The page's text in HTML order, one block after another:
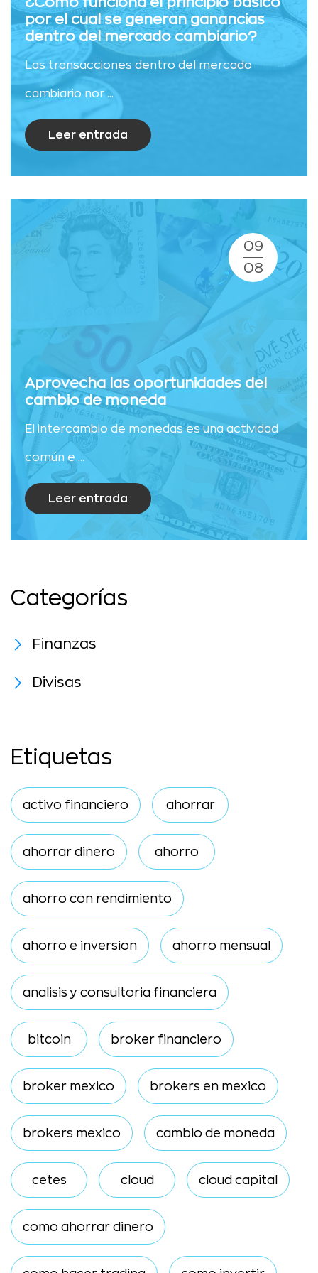
por el cual se generan ganancias
dentro del mercado cambiario?
Las transacciones dentro del mercado
cambiario nor ...
Leer entrada
09
08
Aprovecha las oportunidades del
cambio de moneda
El intercambio de monedas es una actividad
común e ...
Leer entrada
Categorías
Finanzas
Divisas
Etiquetas
activo financiero ahorrar
ahorrar dinero ahorro
ahorro con rendimiento
ahorro e inversion ahorro mensual
analisis y consultoria financiera
bitcoin broker financiero
broker mexico brokers en mexico
brokers mexico cambio de moneda
cetes cloud cloud capital
como ahorrar dinero